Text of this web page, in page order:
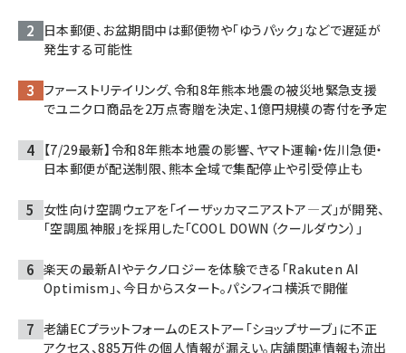
日本郵便、お盆期間中は郵便物や「ゆうパック」などで遅延が
発生する可能性
ファーストリテイリング、令和8年熊本地震の被災地緊急支援
でユニクロ商品を2万点寄贈を決定、1億円規模の寄付を予定
【7/29最新】令和8年熊本地震の影響、ヤマト運輸・佐川急便・
日本郵便が配送制限、熊本全域で集配停止や引受停止も
女性向け空調ウェアを「イーザッカマニアストア―ズ」が開発、
「空調風神服」を採用した「COOL DOWN（クールダウン）」
楽天の最新AIやテクノロジーを体験できる「Rakuten AI
Optimism」、今日からスタート。パシフィコ横浜で開催
老舗ECプラットフォームのEストアー「ショップサーブ」に不正
アクセス、885万件の個人情報が漏えい。店舗関連情報も流出